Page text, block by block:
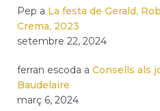
Pep a La festa de Gerald,
Crema, 2023
setembre 22, 2024
ferran escoda a Consells als
Baudelaire
març 6, 2024